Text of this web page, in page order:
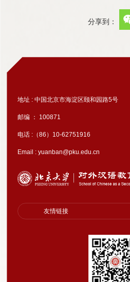
分享到：
地址 : 中国北京市海淀区颐和园路5号
邮编 ： 100871
电话 :（86）10-62751916
Email : yuanban@pku.edu.cn
友情链接